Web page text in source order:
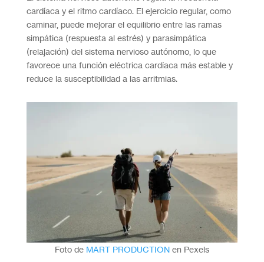
cardíaca y el ritmo cardíaco. El ejercicio regular, como
caminar, puede mejorar el equilibrio entre las ramas
simpática (respuesta al estrés) y parasimpática
(relajación) del sistema nervioso autónomo, lo que
favorece una función eléctrica cardíaca más estable y
reduce la susceptibilidad a las arritmias.
Foto de MART PRODUCTIONen Pexels